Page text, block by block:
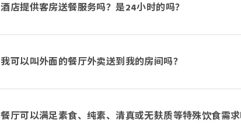
酒店提供客房送餐服务吗？是24小时的吗？
我可以叫外面的餐厅外卖送到我的房间吗？
餐厅可以满足素食、纯素、清真或无麸质等特殊饮食需